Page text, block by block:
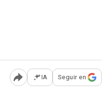
Abrir opciones para
IA Seguir en